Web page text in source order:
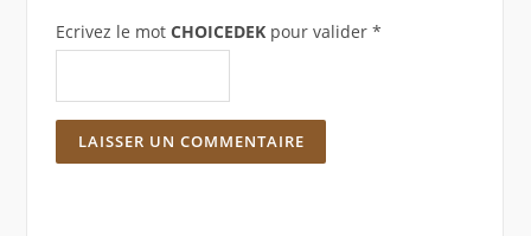
Ecrivez le mot CHOICEDEKpour valider *